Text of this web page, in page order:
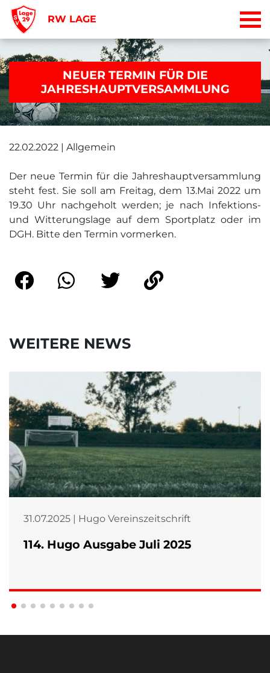
RW LAGE
NEUER TERMIN FÜR DIE
JAHRESHAUPTVERSAMMLUNG
22.02.2022 | Allgemein
Der neue Termin für die Jahreshauptversammlung
steht fest. Sie soll am Freitag, dem 13.Mai 2022 um
19.30 Uhr nachgeholt werden; je nach Infektions-
und Witterungslage auf dem Sportplatz oder im
DGH. Bitte den Termin vormerken.
WEITERE NEWS
31.07.2025 | Hugo Vereinszeitschrift
114. Hugo Ausgabe Juli 2025